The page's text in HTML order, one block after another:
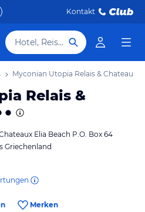
Kontakt
Hotel, Reiseziel
Myconian Utopia Relais & Chateaux
Relais &
Elia Beach P.O. Box 64
Griechenland
Merken